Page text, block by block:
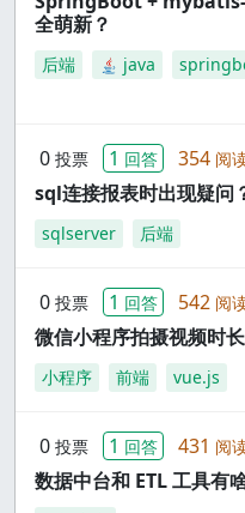
全萌新？
后端 java
0 投票 1 回答 354 阅
sql连接报表时出现疑问
sqlserver 后端
0 投票 1 回答 542 阅
微信小程序拍摄视频时
小程序 前端 vue.js
0 投票 1 回答 431 阅
数据中台和 ETL 工具有